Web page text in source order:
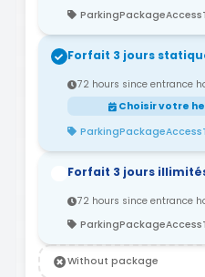
Forfait 3 jours
72 hours since entrance
Choisir votre
Forfait 3 jours
72 hours since entrance
Without package